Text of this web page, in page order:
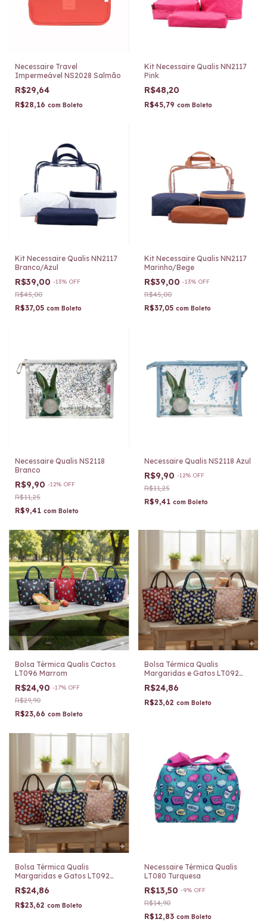
Necessaire Travel
Impermeável NS2028 Salmão
R$29,64
R$28,16 com Boleto
Kit Necessaire Qualis NN2117
Pink
R$48,20
R$45,79 com Boleto
Kit Necessaire Qualis NN2117
Branco/Azul
R$39,00 -13% OFF
R$45,00
R$37,05 com Boleto
Kit Necessaire Qualis NN2117
Marinho/Bege
R$39,00 -13% OFF
R$45,00
R$37,05 com Boleto
Necessaire Qualis NS2118
Branco
R$9,90 -12% OFF
R$11,25
R$9,41 com Boleto
Necessaire Qualis NS2118 Azul
R$9,90 -12% OFF
R$11,25
R$9,41 com Boleto
Bolsa Térmica Qualis Cactos
LT096 Marrom
R$24,90 -17% OFF
R$29,90
R$23,66 com Boleto
Bolsa Térmica Qualis
Margaridas e Gatos LT092
R$24,86
R$23,62 com Boleto
Bolsa Térmica Qualis
Margaridas e Gatos LT092
Pink
R$24,86
R$23,62 com Boleto
Necessaire Térmica Qualis
LT080 Turquesa
R$13,50 -9% OFF
R$14,90
R$12,83 com Boleto